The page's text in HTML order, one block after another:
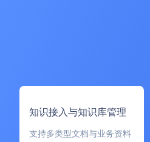
知识接入与知识库管理
支持多类型文档与业务资料